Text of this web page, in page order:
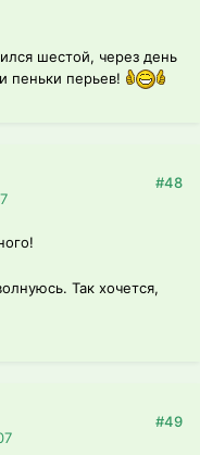
шестой, через день
пеньки перьев!
#48
Так хочется,
#49